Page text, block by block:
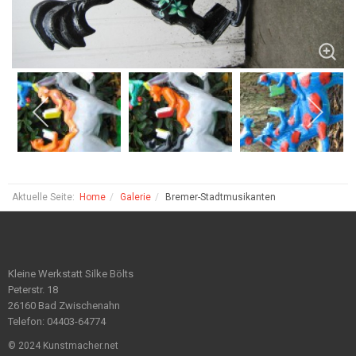
Aktuelle Seite: Home Galerie Bremer-Stadtmusikanten
Kleine Werkstatt Silke Bölts
Peterstr. 18
26160 Bad Zwischenahn
Telefon: 04403-64774
© 2024 Kunstmacher.net